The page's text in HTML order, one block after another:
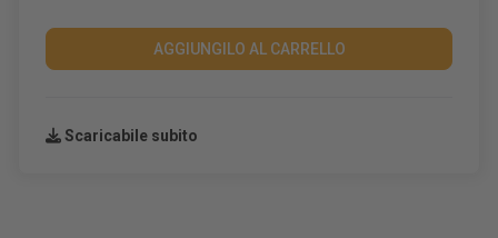
AGGIUNGILO AL CARRELLO
Scaricabile subito